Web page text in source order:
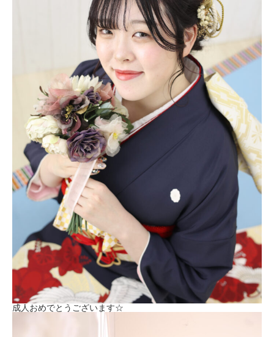
成人おめでとうございます☆